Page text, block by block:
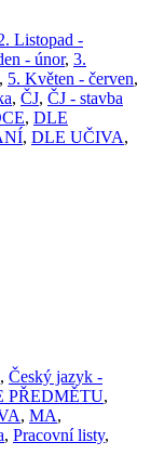
Listopad -
- únor, 3.
, 5. Květen - červen,
, ČJ, ČJ - stavba
, DLE
, DLE UČIVA,
, Český jazyk -
PŘEDMĚTU,
, MA,
, Pracovní listy,